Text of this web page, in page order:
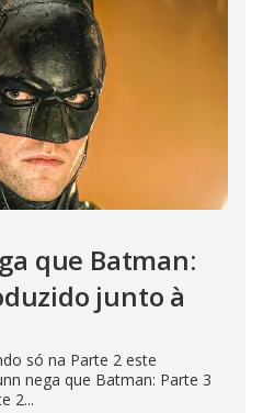
que Batman:
junto à
só na Parte 2 este
nega que Batman: Parte 3
2...